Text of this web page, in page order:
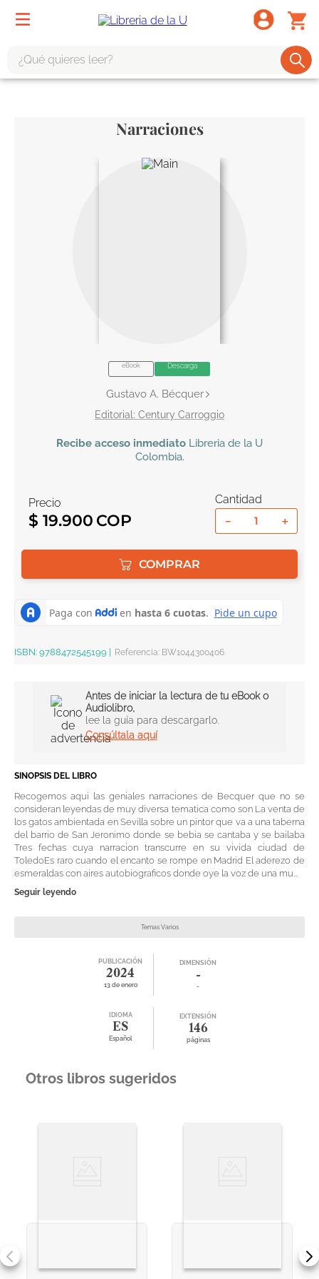
Narraciones
eBook Descarga
Gustavo A. Bécquer
Century Carroggio
Recibe acceso inmediato Libreria de la U
Colombia.
Precio
$ 19.900
Cantidad
＋
－
COMPRAR
ISBN: 9788472545199 Referencia: BW1044300406
Antes de iniciar la lectura de tu eBook o
Audiolibro,
lee la guía para descargarlo.
Consúltala aquí
SINOPSIS DEL LIBRO
Recogemos aqui las geniales narraciones de Becquer que no se
consideran leyendas de muy diversa tematica como son La venta de
los gatos ambientada en Sevilla sobre un pintor que va a una taberna
del barrio de San Jeronimo donde se bebia se cantaba y se bailaba
Tres fechas cuya narracion transcurre en su vivida ciudad de
ToledoEs raro cuando el encanto se rompe en Madrid El aderezo de
esmeraldas con aires autobiograficos donde oye la voz de una mu...
Seguir leyendo
Temas Varios
PUBLICACIÓN
2024
13 de enero
DIMENSIÓN
-
-
IDIOMA
ES
Español
EXTENSIÓN
146
páginas
Otros libros sugeridos